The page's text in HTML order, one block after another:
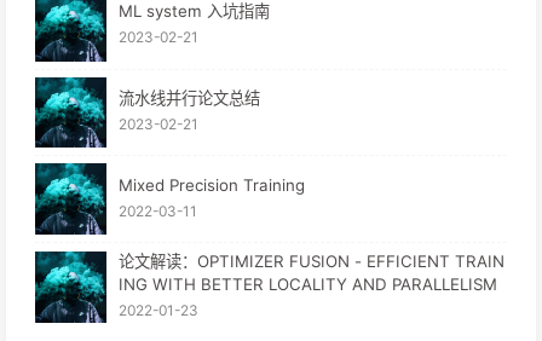
ML system 入坑指南
2023-02-21
流水线并行论文总结
2023-02-21
Mixed Precision Training
2022-03-11
论文解读：OPTIMIZER FUSION - EFFICIENT TRAIN
ING WITH BETTER LOCALITY AND PARALLELISM
2022-01-23